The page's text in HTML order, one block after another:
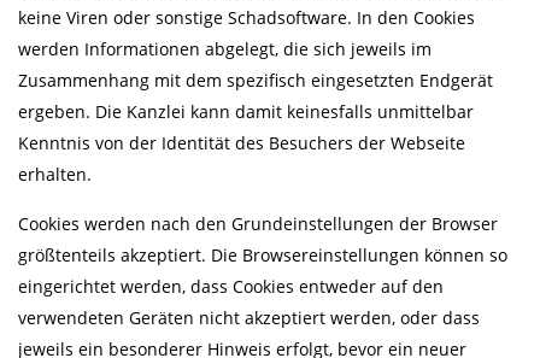
keine Viren oder sonstige Schadsoftware. In den Cookies
werden Informationen abgelegt, die sich jeweils im
Zusammenhang mit dem spezifisch eingesetzten Endgerät
ergeben. Die Kanzlei kann damit keinesfalls unmittelbar
Kenntnis von der Identität des Besuchers der Webseite
erhalten.
Cookies werden nach den Grundeinstellungen der Browser
größtenteils akzeptiert. Die Browsereinstellungen können so
eingerichtet werden, dass Cookies entweder auf den
verwendeten Geräten nicht akzeptiert werden, oder dass
jeweils ein besonderer Hinweis erfolgt, bevor ein neuer